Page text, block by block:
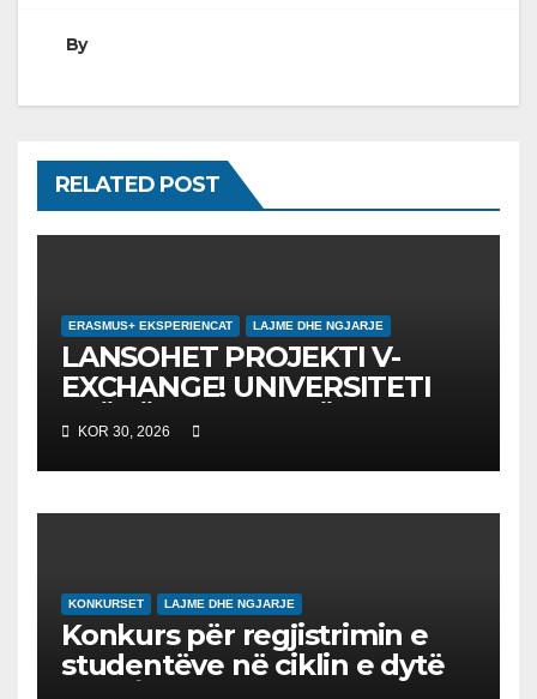
By
RELATED POST
ERASMUS+ EKSPERIENCAT LAJME DHE NGJARJE
LANSOHET PROJEKTI V-
EXCHANGE! UNIVERSITETI
“NËNË TEREZA” NË SHKUP
UDHËHEQ NISMËN
NDËRKOMBËTARE PËR
EDUKIMIN DIGJITAL DHE
KOR 30, 2026
KONKURSET LAJME DHE NGJARJE
Konkurs për regjistrimin e
studentëve në ciklin e dytë